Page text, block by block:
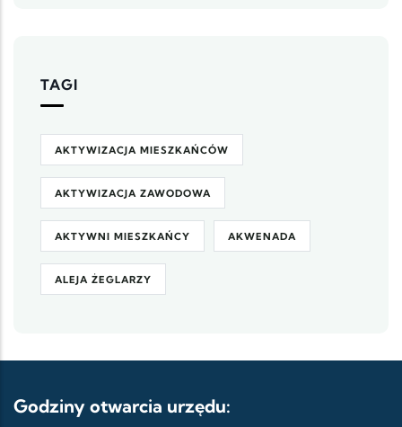
TAGI
AKTYWIZACJA MIESZKAŃCÓW
AKTYWIZACJA ZAWODOWA
AKTYWNI MIESZKAŃCY AKWENADA
ALEJA ŻEGLARZY
Godziny otwarcia urzędu: